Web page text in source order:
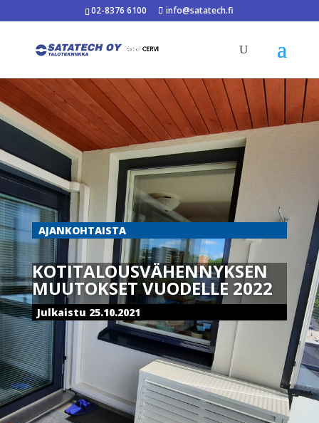
02-8376 6100 info@satatech.fi
AJANKOHTAISTA
KOTITALOUSVÄHENNYKSEN
MUUTOKSET VUODELLE 2022
Julkaistu 25.10.2021